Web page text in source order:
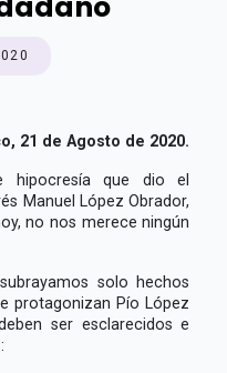
21 de Agosto de 2020.
hipocresía que dio el
Manuel López Obrador,
no nos merece ningún
solo hechos
protagonizan Pío López
ser esclarecidos e